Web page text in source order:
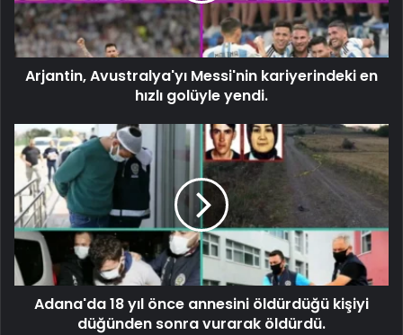
Arjantin, Avustralya'yı Messi'nin kariyerindeki en
hızlı golüyle yendi.
Adana'da 18 yıl önce annesini öldürdüğü kişiyi
düğünden sonra vurarak öldürdü.